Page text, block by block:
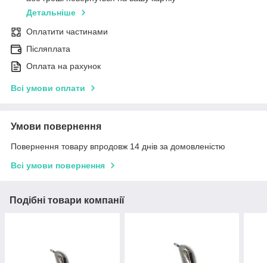
Детальніше
Оплатити частинами
Післяплата
Оплата на рахунок
Всі умови оплати
Умови повернення
Повернення товару впродовж 14 днів за домовленістю
Всі умови повернення
Подібні товари компанії